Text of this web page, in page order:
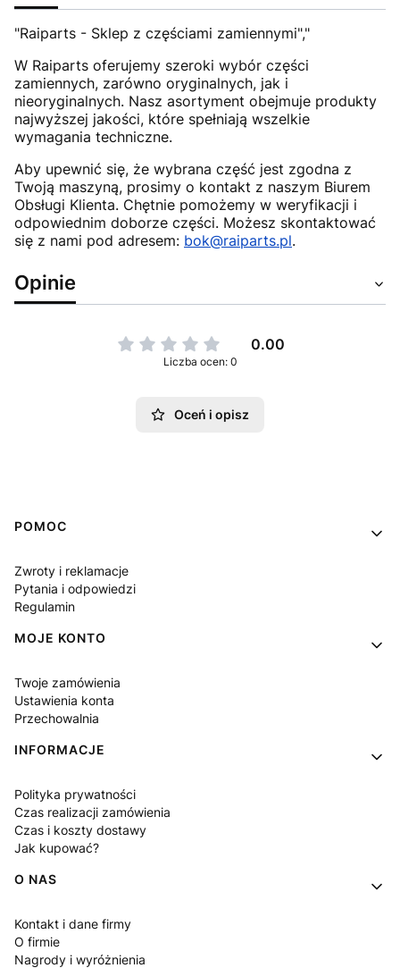
"Raiparts - Sklep z częściami zamiennymi","
W Raiparts oferujemy szeroki wybór części
zamiennych, zarówno oryginalnych, jak i
nieoryginalnych. Nasz asortyment obejmuje produkty
najwyższej jakości, które spełniają wszelkie
wymagania techniczne.
Aby upewnić się, że wybrana część jest zgodna z
Twoją maszyną, prosimy o kontakt z naszym Biurem
Obsługi Klienta. Chętnie pomożemy w weryfikacji i
odpowiednim doborze części. Możesz skontaktować
się z nami pod adresem: bok@raiparts.pl.
Opinie
0.00
Liczba ocen: 0
Oceń i opisz
Linki w stopce
POMOC
Zwroty i reklamacje
Pytania i odpowiedzi
Regulamin
MOJE KONTO
Twoje zamówienia
Ustawienia konta
Przechowalnia
INFORMACJE
Polityka prywatności
Czas realizacji zamówienia
Czas i koszty dostawy
Jak kupować?
O NAS
Kontakt i dane firmy
O firmie
Nagrody i wyróżnienia